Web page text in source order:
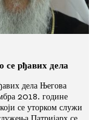
се рђавих дела
дела Његова
2018. године
се уторком служи